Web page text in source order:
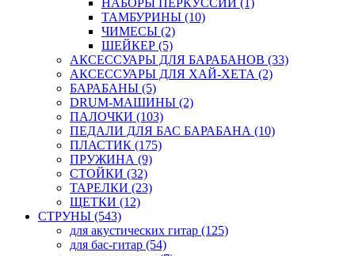
ТАМБУРИНЫ (10)
ЧИМЕСЫ (2)
ШЕЙКЕР (5)
АКСЕССУАРЫ ДЛЯ БАРАБАНОВ (33)
АКСЕССУАРЫ ДЛЯ ХАЙ-ХЕТА (2)
БАРАБАНЫ (5)
DRUM-МАШИНЫ (2)
ПАЛОЧКИ (103)
ПЕДАЛИ ДЛЯ БАС БАРАБАНА (10)
ПЛАСТИК (175)
ПРУЖИНА (9)
СТОЙКИ (32)
ТАРЕЛКИ (23)
ЩЕТКИ (12)
СТРУНЫ (543)
для акустических гитар (125)
для бас-гитар (54)